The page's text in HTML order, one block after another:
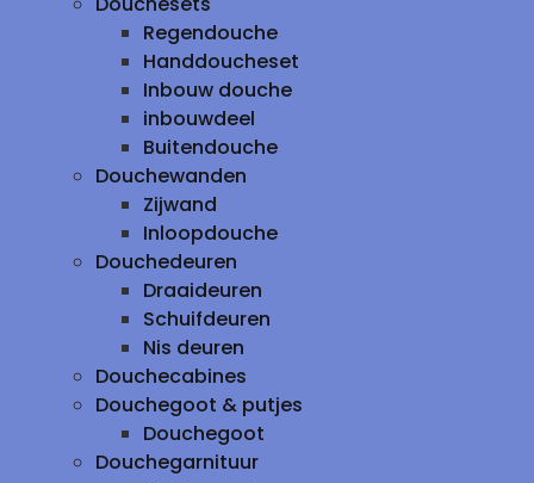
Regendouche
Handdoucheset
Inbouw douche
inbouwdeel
Buitendouche
Douchewanden
Zijwand
Inloopdouche
Douchedeuren
Draaideuren
Schuifdeuren
Nis deuren
Douchecabines
Douchegoot & putjes
Douchegoot
Douchegarnituur